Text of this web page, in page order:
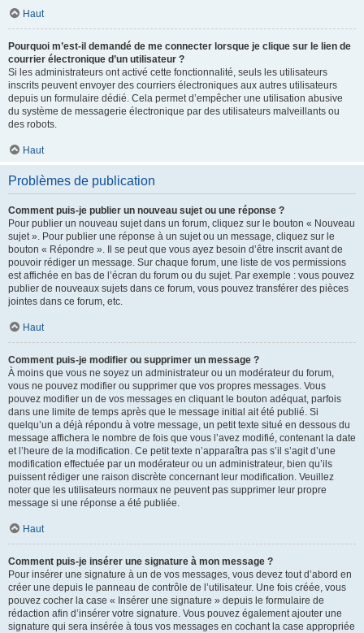
Haut
Pourquoi m’est-il demandé de me connecter lorsque je clique sur le lien de
courrier électronique d’un utilisateur ?
Si les administrateurs ont activé cette fonctionnalité, seuls les utilisateurs
inscrits peuvent envoyer des courriers électroniques aux autres utilisateurs
depuis un formulaire dédié. Cela permet d’empêcher une utilisation abusive
du système de messagerie électronique par des utilisateurs malveillants ou
des robots.
Haut
Problèmes de publication
Comment puis-je publier un nouveau sujet ou une réponse ?
Pour publier un nouveau sujet dans un forum, cliquez sur le bouton « Nouveau
sujet ». Pour publier une réponse à un sujet ou un message, cliquez sur le
bouton « Répondre ». Il se peut que vous ayez besoin d’être inscrit avant de
pouvoir rédiger un message. Sur chaque forum, une liste de vos permissions
est affichée en bas de l’écran du forum ou du sujet. Par exemple : vous pouvez
publier de nouveaux sujets dans ce forum, vous pouvez transférer des pièces
jointes dans ce forum, etc.
Haut
Comment puis-je modifier ou supprimer un message ?
À moins que vous ne soyez un administrateur ou un modérateur du forum,
vous ne pouvez modifier ou supprimer que vos propres messages. Vous
pouvez modifier un de vos messages en cliquant le bouton adéquat, parfois
dans une limite de temps après que le message initial ait été publié. Si
quelqu’un a déjà répondu à votre message, un petit texte situé en dessous du
message affichera le nombre de fois que vous l’avez modifié, contenant la date
et l’heure de la modification. Ce petit texte n’apparaîtra pas s’il s’agit d’une
modification effectuée par un modérateur ou un administrateur, bien qu’ils
puissent rédiger une raison discrète concernant leur modification. Veuillez
noter que les utilisateurs normaux ne peuvent pas supprimer leur propre
message si une réponse a été publiée.
Haut
Comment puis-je insérer une signature à mon message ?
Pour insérer une signature à un de vos messages, vous devez tout d’abord en
créer une depuis le panneau de contrôle de l’utilisateur. Une fois créée, vous
pouvez cocher la case « Insérer une signature » depuis le formulaire de
rédaction afin d’insérer votre signature. Vous pouvez également ajouter une
signature qui sera insérée à tous vos messages en cochant la case appropriée